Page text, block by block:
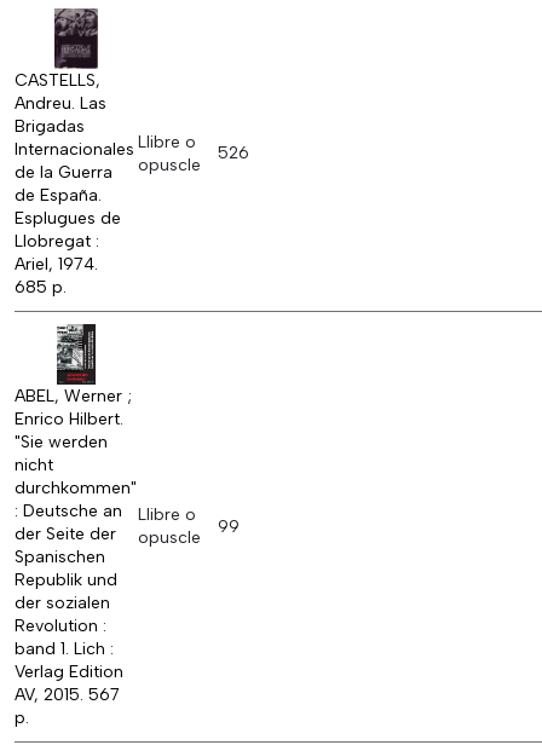
CASTELLS,
Andreu. Las
Brigadas
Internacionales
de la Guerra
de España.
Esplugues de
Llobregat :
Ariel, 1974.
685 p.
Llibre o
opuscle
526
ABEL, Werner ;
Enrico Hilbert.
"Sie werden
nicht
durchkommen"
: Deutsche an
der Seite der
Spanischen
Republik und
der sozialen
Revolution :
band 1. Lich :
Verlag Edition
AV, 2015. 567
p.
Llibre o
opuscle
99